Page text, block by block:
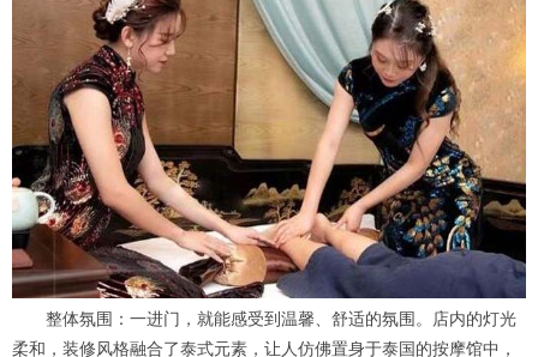
整体氛围：一进门，就能感受到温馨、舒适的氛围。店内的灯光
柔和，装修风格融合了泰式元素，让人仿佛置身于泰国的按摩馆中，